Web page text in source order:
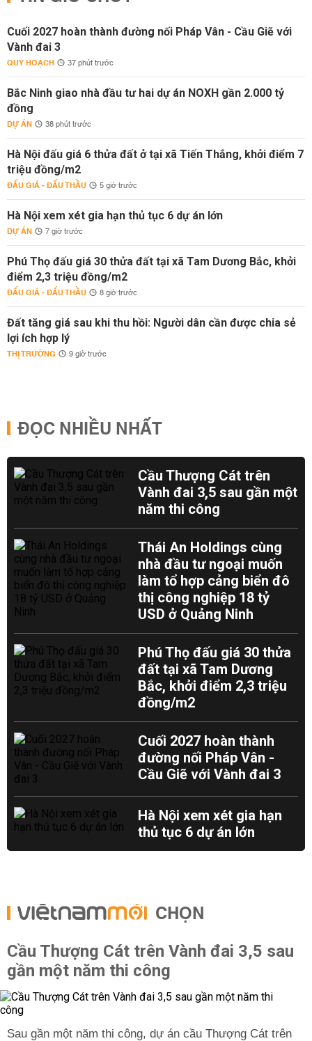
Cuối 2027 hoàn thành đường nối Pháp Vân - Cầu Giẽ với
Vành đai 3
QUY HOẠCH 37 phút trước
Bắc Ninh giao nhà đầu tư hai dự án NOXH gần 2.000 tỷ
đồng
DỰ ÁN 38 phút trước
Hà Nội đấu giá 6 thửa đất ở tại xã Tiến Thắng, khởi điểm 7
triệu đồng/m2
ĐẤU GIÁ - ĐẤU THẦU 5 giờ trước
Hà Nội xem xét gia hạn thủ tục 6 dự án lớn
DỰ ÁN 7 giờ trước
Phú Thọ đấu giá 30 thửa đất tại xã Tam Dương Bắc, khởi
điểm 2,3 triệu đồng/m2
ĐẤU GIÁ - ĐẤU THẦU 8 giờ trước
Đất tăng giá sau khi thu hồi: Người dân cần được chia sẻ
lợi ích hợp lý
THỊ TRƯỜNG 9 giờ trước
ĐỌC NHIỀU NHẤT
Cầu Thượng Cát trên
Vành đai 3,5 sau gần một
năm thi công
Thái An Holdings cùng
nhà đầu tư ngoại muốn
làm tổ hợp cảng biển đô
thị công nghiệp 18 tỷ
USD ở Quảng Ninh
Phú Thọ đấu giá 30 thửa
đất tại xã Tam Dương
Bắc, khởi điểm 2,3 triệu
đồng/m2
Cuối 2027 hoàn thành
đường nối Pháp Vân -
Cầu Giẽ với Vành đai 3
Hà Nội xem xét gia hạn
thủ tục 6 dự án lớn
CHỌN
Cầu Thượng Cát trên Vành đai 3,5 sau
gần một năm thi công
Sau gần một năm thi công, dự án cầu Thượng Cát trên